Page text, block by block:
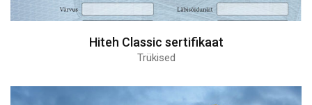
Hiteh Classic sertifikaat
Trükised